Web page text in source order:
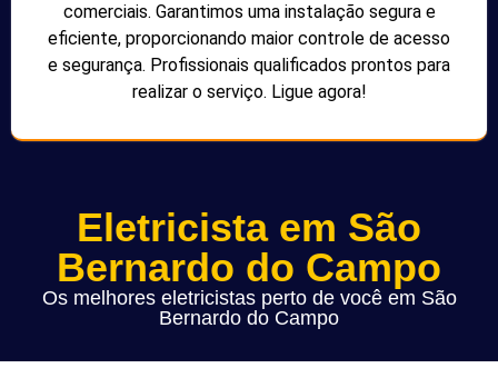
comerciais. Garantimos uma instalação segura e
eficiente, proporcionando maior controle de acesso
e segurança. Profissionais qualificados prontos para
realizar o serviço. Ligue agora!
Eletricista em São
Bernardo do Campo
Os melhores eletricistas perto de você em São
Bernardo do Campo